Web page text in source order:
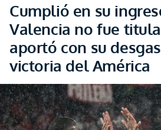
Cumplió en su
Valencia no fue
aportó con su
victoria del América